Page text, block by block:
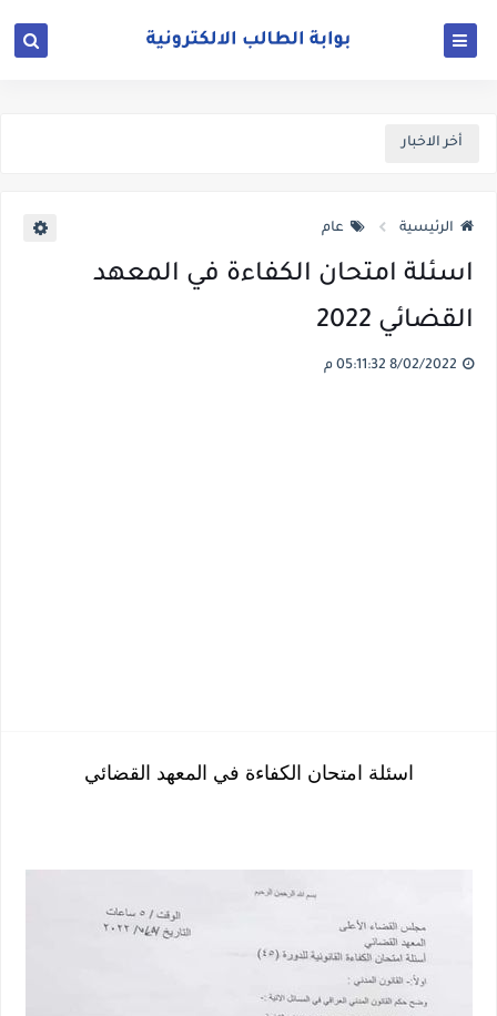
أخر الاخبار
الرئيسية عام
اسئلة امتحان الكفاءة في المعهد
القضائي 2022
اسئلة امتحان الكفاءة في المعهد القضائي